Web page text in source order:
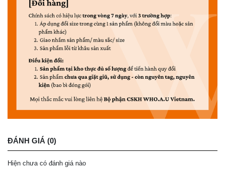
ĐÁNH GIÁ (0)
Hiện chưa có đánh giá nào